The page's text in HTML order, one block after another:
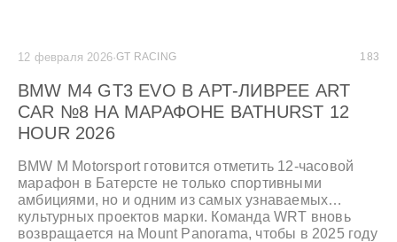
12 февраля 2026·GT RACING 183
BMW M4 GT3 EVO В АРТ-ЛИВРЕЕ ART
CAR №8 НА МАРАФОНЕ BATHURST 12
HOUR 2026
BMW M Motorsport готовится отметить 12-часовой
марафон в Батерсте не только спортивными
амбициями, но и одним из самых узнаваемых
культурных проектов марки. Команда WRT вновь
возвращается на Mount Panorama, чтобы в 2025 году